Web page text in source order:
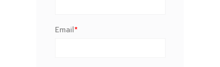
Email*